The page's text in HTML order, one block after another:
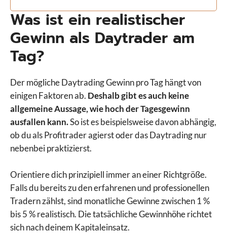
Was ist ein realistischer
Gewinn als Daytrader am
Tag?
Der mögliche Daytrading Gewinn pro Tag hängt von
einigen Faktoren ab. Deshalb gibt es auch keine
allgemeine Aussage, wie hoch der Tagesgewinn
ausfallen kann.So ist es beispielsweise davon abhängig,
ob du als Profitrader agierst oder das Daytrading nur
nebenbei praktizierst.
Orientiere dich prinzipiell immer an einer Richtgröße.
Falls du bereits zu den erfahrenen und professionellen
Tradern zählst, sind monatliche Gewinne zwischen 1 %
bis 5 % realistisch. Die tatsächliche Gewinnhöhe richtet
sich nach deinem Kapitaleinsatz.